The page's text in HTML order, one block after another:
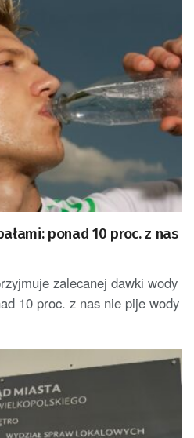
ponad 10 proc. z nas
zalecanej dawki wody
10 proc. z nas nie pije wody